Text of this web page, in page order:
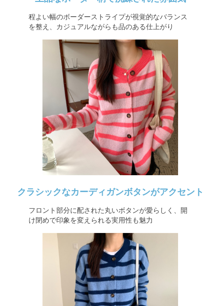
程よい幅のボーダーストライプが視覚的なバランス
を整え、カジュアルながらも品のある仕上がり
クラシックなカーディガンボタンがアクセント
フロント部分に配された丸いボタンが愛らしく、開
け閉めで印象を変えられる実用性も魅力